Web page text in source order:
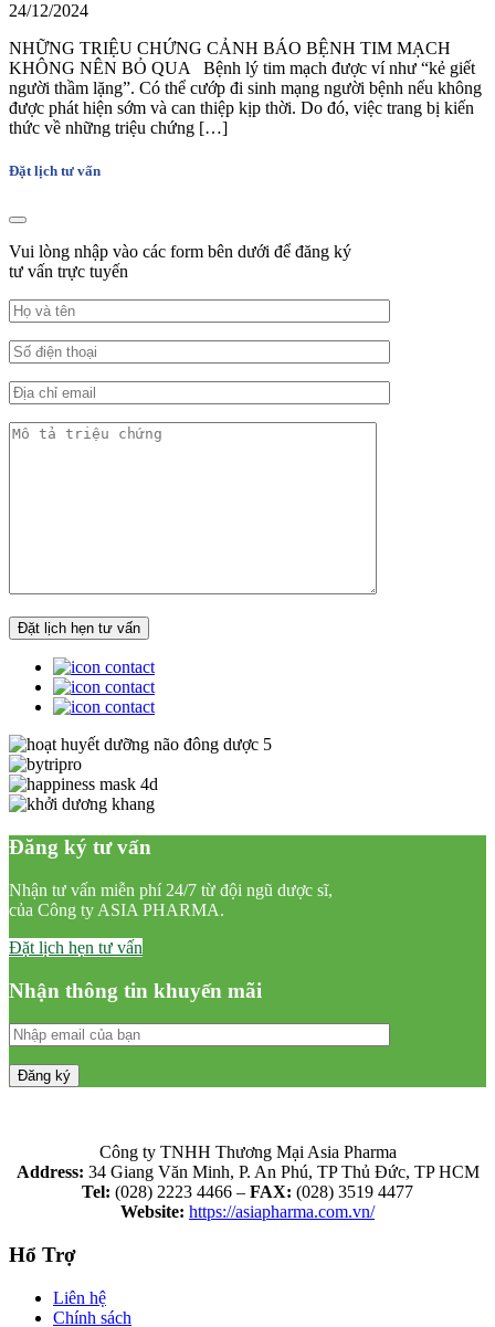
24/12/2024
NHỮNG TRIỆU CHỨNG CẢNH BÁO BỆNH TIM MẠCH
KHÔNG NÊN BỎ QUA Bệnh lý tim mạch được ví như “kẻ giết
người thầm lặng”. Có thể cướp đi sinh mạng người bệnh nếu không
được phát hiện sớm và can thiệp kịp thời. Do đó, việc trang bị kiến
thức về những triệu chứng […]
Đặt lịch tư vấn
Vui lòng nhập vào các form bên dưới để đăng ký
tư vấn trực tuyến
Đăng ký tư vấn
Nhận tư vấn miễn phí 24/7 từ đội ngũ dược sĩ,
của Công ty ASIA PHARMA.
Đặt lịch hẹn tư vấn
Nhận thông tin khuyến mãi
Công ty TNHH Thương Mại Asia Pharma
Address: 34 Giang Văn Minh, P. An Phú, TP Thủ Đức, TP HCM
Tel: (028) 2223 4466 – FAX: (028) 3519 4477
Website: https://asiapharma.com.vn/
Hổ Trợ
Liên hệ
Chính sách